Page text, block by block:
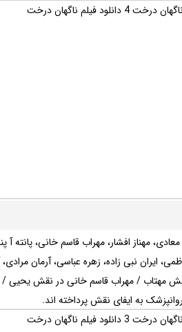
مهناز افشار، مهراب قاسم خانی، پانته
ایران نبی زاده، زهره عباسی، آرمان مرادی،
نقش مهتاب / مهراب قاسم خانی در نقش
به ایفای نقش پرداخته اند.